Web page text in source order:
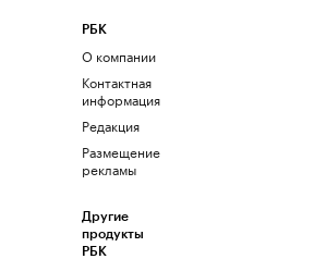
РБК
О компании
Контактная
информация
Редакция
Размещение
рекламы
Другие
продукты
РБК